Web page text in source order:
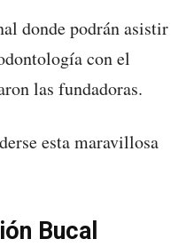
donde podrán asistir
con el
las fundadoras.
esta maravillosa
Bucal